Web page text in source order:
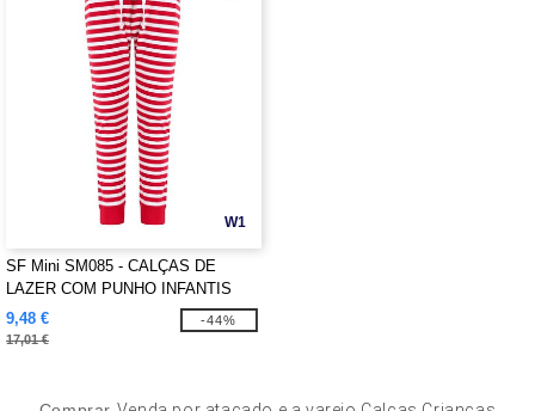
W1
SF Mini SM085 - CALÇAS DE
LAZER COM PUNHO INFANTIS
9,48 €
17,01 €
-44%